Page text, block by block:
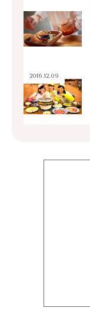
2016.12.09